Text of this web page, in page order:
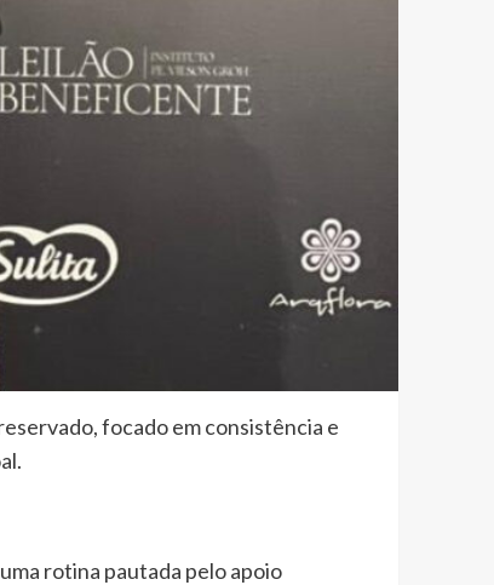
focado em consistência e
rotina pautada pelo apoio